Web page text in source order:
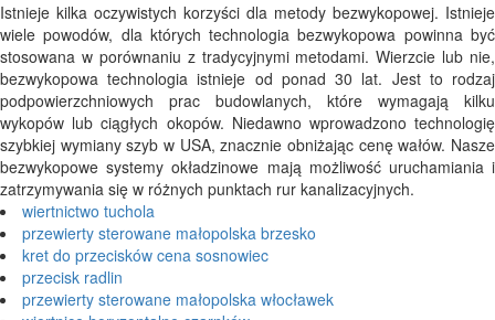
Istnieje kilka oczywistych korzyści dla metody bezwykopowej. Istnieje
wiele powodów, dla których technologia bezwykopowa powinna być
stosowana w porównaniu z tradycyjnymi metodami. Wierzcie lub nie,
bezwykopowa technologia istnieje od ponad 30 lat. Jest to rodzaj
podpowierzchniowych prac budowlanych, które wymagają kilku
wykopów lub ciągłych okopów. Niedawno wprowadzono technologię
szybkiej wymiany szyb w USA, znacznie obniżając cenę wałów. Nasze
bezwykopowe systemy okładzinowe mają możliwość uruchamiania i
zatrzymywania się w różnych punktach rur kanalizacyjnych.
wiertnictwo tuchola
przewierty sterowane małopolska brzesko
kret do przecisków cena sosnowiec
przecisk radlin
przewierty sterowane małopolska włocławek